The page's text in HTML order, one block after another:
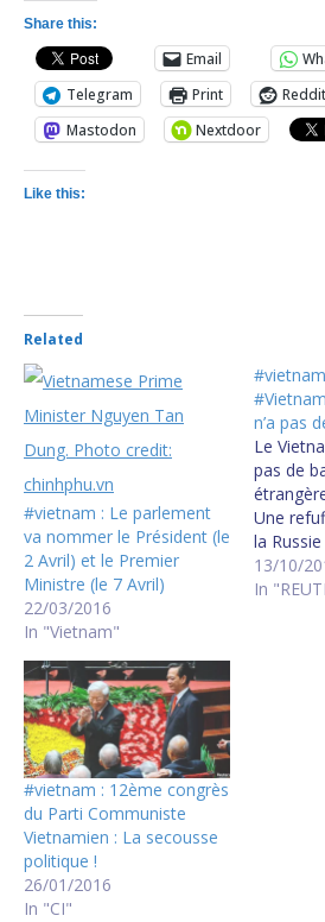
Share this:
Email
Telegram
Print
Reddit
Mastodon
Nextdoor
Like this:
Related
#vietnam : Le parlement
va nommer le Président (le
2 Avril) et le Premier
Ministre (le 7 Avril)
22/03/2016
In "Vietnam"
n’a pas
Le
pas de
Une
la
no to
on its
13/10/
In
#vietnam : 12ème congrès
du Parti Communiste
Vietnamien : La secousse
politique !
26/01/2016
In "CI"